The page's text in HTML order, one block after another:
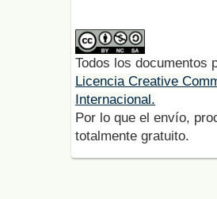
Todos los documentos
Licencia Creative
Internacional.
Por lo que el envío,
totalmente gratuito.